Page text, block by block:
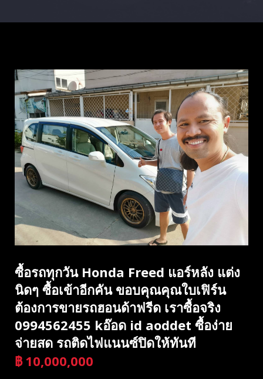
ซื้อรถทุกวัน Honda Freed แอร์หลัง แต่ง
นิดๆ ซื้อเข้าอีกคัน ขอบคุณคุณใบเฟิร์น
ต้องการขายรถฮอนด้าฟรีด เราซื้อจริง
0994562455 kอ๊อด id aoddet ซื้อง่าย
จ่ายสด รถติดไฟแนนซ์ปิดให้ทันที
฿ 10,000,000